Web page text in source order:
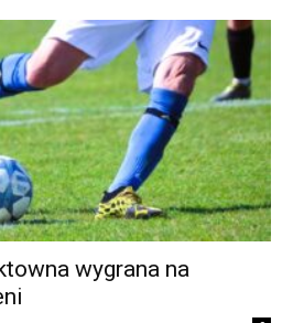
wygrana na